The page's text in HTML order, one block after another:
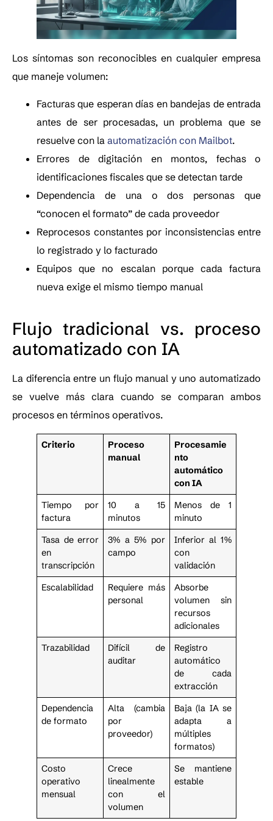
Los síntomas son reconocibles en cualquier empresa
que maneje volumen:
Facturas que esperan días en bandejas de entrada
antes de ser procesadas, un problema que se
resuelve con la automatización con Mailbot.
Errores de digitación en montos, fechas o
identificaciones fiscales que se detectan tarde
Dependencia de una o dos personas que
“conocen el formato” de cada proveedor
Reprocesos constantes por inconsistencias entre
lo registrado y lo facturado
Equipos que no escalan porque cada factura
nueva exige el mismo tiempo manual
Flujo tradicional vs. proceso
automatizado con IA
La diferencia entre un flujo manual y uno automatizado
se vuelve más clara cuando se comparan ambos
procesos en términos operativos.
Criterio
Proceso
manual
Procesamie
nto
automático
con IA
Tiempo por
factura
10 a 15
minutos
Menos de 1
minuto
Tasa de error
en
transcripción
3% a 5% por
campo
Inferior al 1%
con
validación
Escalabilidad
Requiere más
personal
Absorbe
volumen sin
recursos
adicionales
Trazabilidad
Difícil de
auditar
Registro
automático
de cada
extracción
Dependencia
de formato
Alta (cambia
por
proveedor)
Baja (la IA se
adapta a
múltiples
formatos)
Costo
operativo
mensual
Crece
linealmente
con el
volumen
Se mantiene
estable